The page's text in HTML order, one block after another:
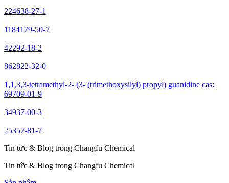
224638-27-1
1184179-50-7
42292-18-2
862822-32-0
1,1,3,3-tetramethyl-2- (3- (trimethoxysilyl) propyl) guanidine cas:
69709-01-9
34937-00-3
25357-81-7
Tin tức & Blog trong Changfu Chemical
Tin tức & Blog trong Changfu Chemical